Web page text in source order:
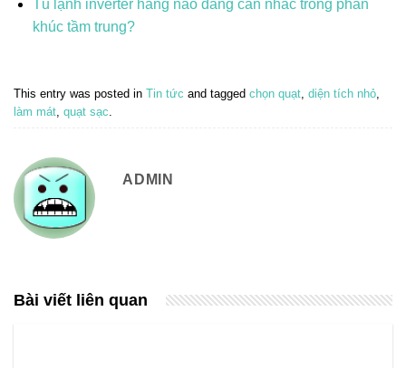
Tủ lạnh inverter hãng nào đáng cân nhắc trong phân
khúc tầm trung?
This entry was posted in Tin tức and tagged chọn quạt diện tích nhỏ
làm mát quạt sạc
ADMIN
Bài viết liên quan